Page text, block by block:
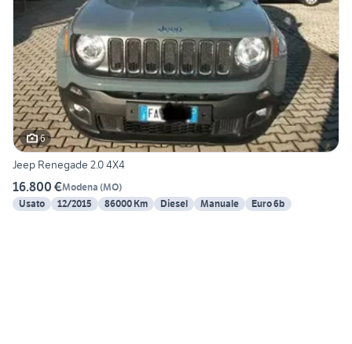
6
Jeep Renegade 2.0 4X4
16.800 €Modena (MO)
Usato
12/2015 86000 Km Diesel Manuale Euro 6b